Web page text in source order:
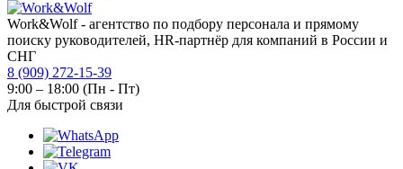
Work&Wolf - агентство по подбору персонала и прямому
поиску руководителей, HR-партнёр для компаний в России и
СНГ
8 (909) 272-15-39
9:00 – 18:00 (Пн - Пт)
Для быстрой связи